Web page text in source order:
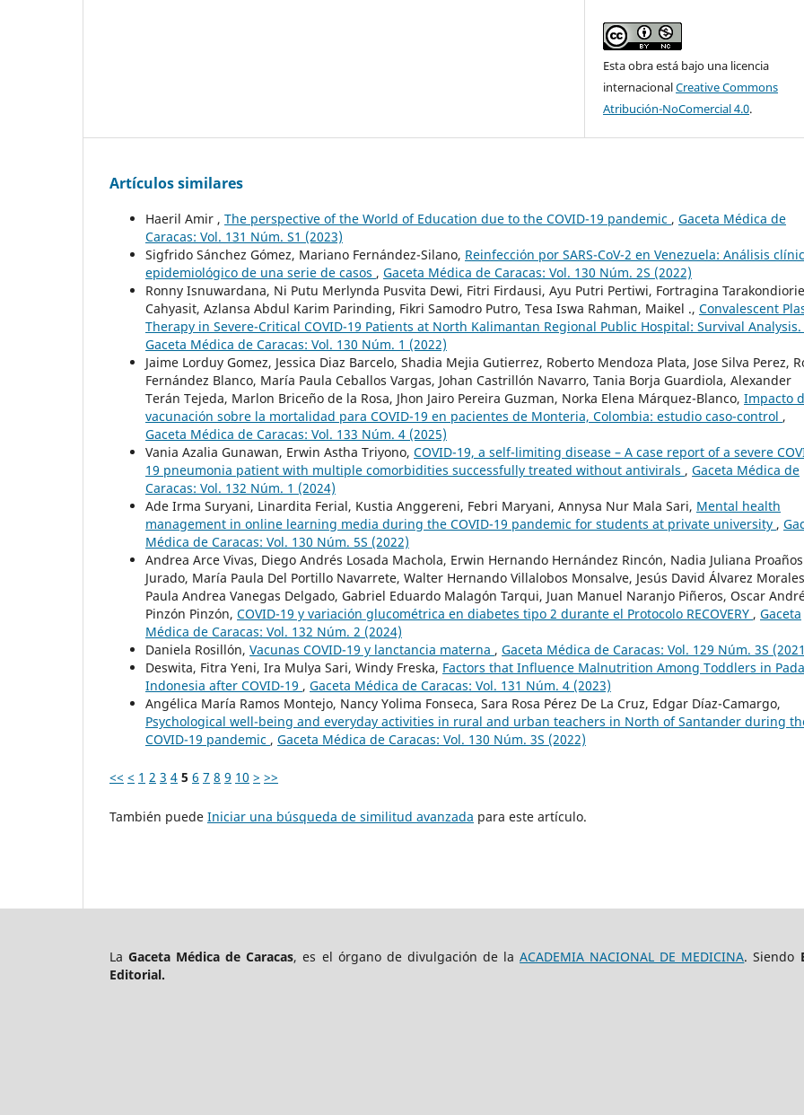
Esta obra está bajo una licencia
internacionalCreative Commons
Atribución-NoComercial 4.0.
Artículos similares
Haeril Amir , The perspective of the World of Education due to the COVID-19 pandemic , Gaceta Médica de
Caracas: Vol. 131 Núm. S1 (2023)
Sigfrido Sánchez Gómez, Mariano Fernández-Silano, Reinfección por SARS-CoV-2 en Venezuela: Análisis
epidemiológico de una serie de casos , Gaceta Médica de Caracas: Vol. 130 Núm. 2S (2022)
Ronny Isnuwardana, Ni Putu Merlynda Pusvita Dewi, Fitri Firdausi, Ayu Putri Pertiwi, Fortragina Tarakondiorie
Cahyasit, Azlansa Abdul Karim Parinding, Fikri Samodro Putro, Tesa Iswa Rahman, Maikel ., Convalescent
Therapy in Severe-Critical COVID-19 Patients at North Kalimantan Regional Public Hospital: Survival Analysis.
Gaceta Médica de Caracas: Vol. 130 Núm. 1 (2022)
Jaime Lorduy Gomez, Jessica Diaz Barcelo, Shadia Mejia Gutierrez, Roberto Mendoza Plata, Jose Silva Perez,
Fernández Blanco, María Paula Ceballos Vargas, Johan Castrillón Navarro, Tania Borja Guardiola, Alexander
Terán Tejeda, Marlon Briceño de la Rosa, Jhon Jairo Pereira Guzman, Norka Elena Márquez-Blanco, Impacto
vacunación sobre la mortalidad para COVID-19 en pacientes de Monteria, Colombia: estudio caso-control ,
Gaceta Médica de Caracas: Vol. 133 Núm. 4 (2025)
Vania Azalia Gunawan, Erwin Astha Triyono, COVID-19, a self-limiting disease – A case report of a severe
19 pneumonia patient with multiple comorbidities successfully treated without antivirals , Gaceta Médica de
Caracas: Vol. 132 Núm. 1 (2024)
Ade Irma Suryani, Linardita Ferial, Kustia Anggereni, Febri Maryani, Annysa Nur Mala Sari, Mental health
management in online learning media during the COVID-19 pandemic for students at private university ,
Médica de Caracas: Vol. 130 Núm. 5S (2022)
Andrea Arce Vivas, Diego Andrés Losada Machola, Erwin Hernando Hernández Rincón, Nadia Juliana Proaños
Jurado, María Paula Del Portillo Navarrete, Walter Hernando Villalobos Monsalve, Jesús David Álvarez
Paula Andrea Vanegas Delgado, Gabriel Eduardo Malagón Tarqui, Juan Manuel Naranjo Piñeros, Oscar
Pinzón Pinzón, COVID-19 y variación glucométrica en diabetes tipo 2 durante el Protocolo RECOVERY , Gaceta
Médica de Caracas: Vol. 132 Núm. 2 (2024)
Daniela Rosillón, Vacunas COVID-19 y lanctancia materna , Gaceta Médica de Caracas: Vol. 129 Núm. 3S
Deswita, Fitra Yeni, Ira Mulya Sari, Windy Freska, Factors that Influence Malnutrition Among Toddlers in
Indonesia after COVID-19 , Gaceta Médica de Caracas: Vol. 131 Núm. 4 (2023)
Angélica María Ramos Montejo, Nancy Yolima Fonseca, Sara Rosa Pérez De La Cruz, Edgar Díaz-Camargo,
Psychological well-being and everyday activities in rural and urban teachers in North of Santander during
COVID-19 pandemic , Gaceta Médica de Caracas: Vol. 130 Núm. 3S (2022)
<< < 1 2 3 4 5 6 7 8 9 10 > >>
También puede Iniciar una búsqueda de similitud avanzada para este artículo.
LaGaceta Médica de Caracas, es el órgano de divulgación de laACADEMIA NACIONAL DE MEDICINA. Siendo
Editorial.